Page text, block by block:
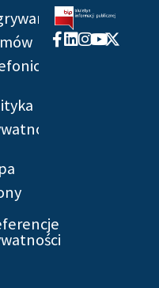
Facebook-
f
Linkedin
Instagram
Youtube
X-
twitter